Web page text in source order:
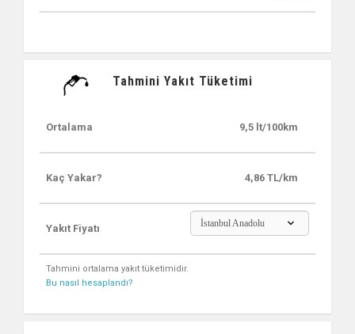
Tahmini Yakıt Tüketimi
Ortalama 9,5 lt/100km
Kaç Yakar? 4,86 TL/km
Yakıt Fiyatı İstanbul Anadolu
Tahmini ortalama yakıt tüketimidir.
Bu nasıl hesaplandı?